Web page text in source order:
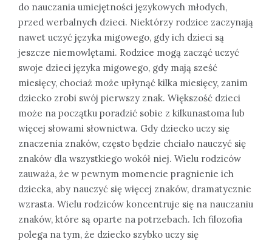
do nauczania umiejętności językowych młodych,
przed werbalnych dzieci. Niektórzy rodzice zaczynają
nawet uczyć języka migowego, gdy ich dzieci są
jeszcze niemowlętami. Rodzice mogą zacząć uczyć
swoje dzieci języka migowego, gdy mają sześć
miesięcy, chociaż może upłynąć kilka miesięcy, zanim
dziecko zrobi swój pierwszy znak. Większość dzieci
może na początku poradzić sobie z kilkunastoma lub
więcej słowami słownictwa. Gdy dziecko uczy się
znaczenia znaków, często będzie chciało nauczyć się
znaków dla wszystkiego wokół niej. Wielu rodziców
zauważa, że w pewnym momencie pragnienie ich
dziecka, aby nauczyć się więcej znaków, dramatycznie
wzrasta. Wielu rodziców koncentruje się na nauczaniu
znaków, które są oparte na potrzebach. Ich filozofia
polega na tym, że dziecko szybko uczy się